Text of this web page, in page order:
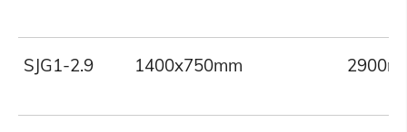
SJG1-2.9 1400x750mm